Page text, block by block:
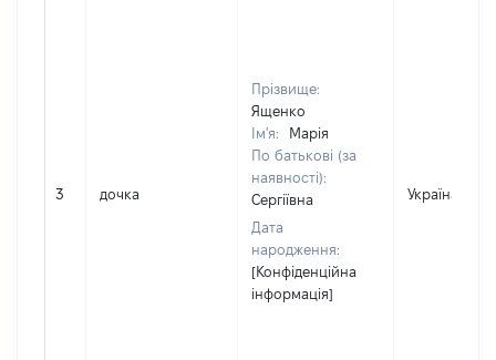
3 дочка
Прізвище:
Ященко
Ім'я:
Марія
По батькові (за
наявності):
Сергіївна
Дата
народження:
[Конфіденційна
інформація]
Україна